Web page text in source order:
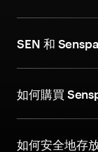
SEN 和
如何購買
如何安全地存